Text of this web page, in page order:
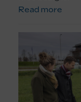
Read more